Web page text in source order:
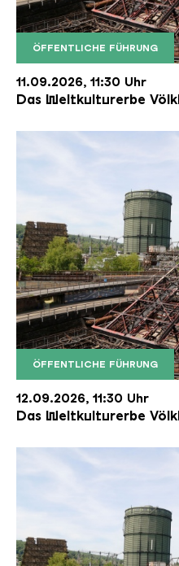
ÖFFENTLICHE FÜHRUNG
Der Erzschrägaufzug
Copyright:
11.09.2026, 11:30 Uhr
Das Weltkulturerbe
ÖFFENTLICHE FÜHRUNG
Der Erzschrägaufzug
Copyright:
12.09.2026, 11:30 Uhr
Das Weltkulturerbe